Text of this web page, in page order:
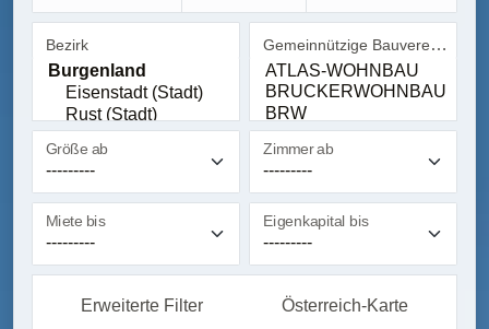
Bezirk
Bezirk
Gemeinnützige Bauvereinigung
Gemeinnützige
Größe ab Zimmer ab
Miete bis Eigenkapital bis
Erweiterte Filter Österreich-Karte